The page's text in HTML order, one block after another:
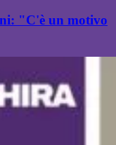
"C'è un motivo